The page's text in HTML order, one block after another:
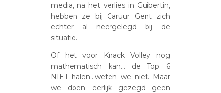
media, na het verlies in Guibertin,
hebben ze bij Caruur Gent zich
echter al neergelegd bij de
situatie.
Of het voor Knack Volley nog
mathematisch kan… de Top 6
NIET halen…weten we niet. Maar
we doen eerlijk gezegd geen